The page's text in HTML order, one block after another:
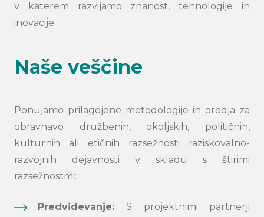
v katerem razvijamo znanost, tehnologije in
inovacije.
Naše veščine
Ponujamo prilagojene metodologije in orodja za
obravnavo družbenih, okoljskih, političnih,
kulturnih ali etičnih razsežnosti raziskovalno-
razvojnih dejavnosti v skladu s štirimi
razsežnostmi:
Predvidevanje:S projektnimi partnerji